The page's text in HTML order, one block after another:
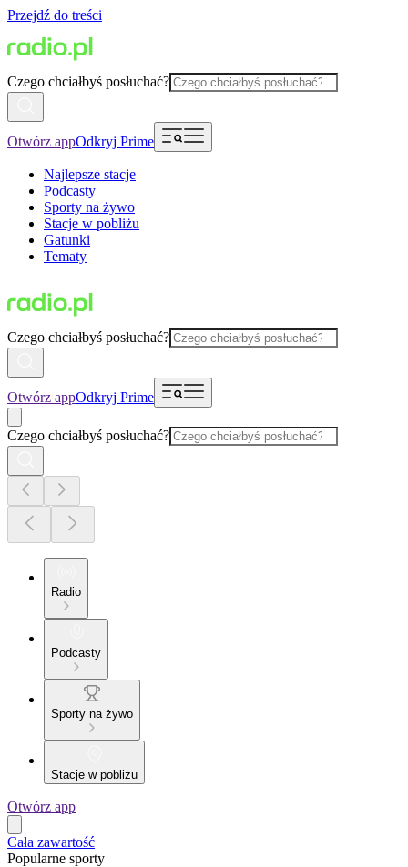
Przejdź do treści
Czego chciałbyś posłuchać?
Otwórz appOdkryj Prime
Najlepsze stacje
Podcasty
Sporty na żywo
Stacje w pobliżu
Gatunki
Tematy
Czego chciałbyś posłuchać?
Otwórz appOdkryj Prime
Czego chciałbyś posłuchać?
Radio
Podcasty
Sporty na żywo
Stacje w pobliżu
Otwórz app
Cała zawartość
Popularne sporty